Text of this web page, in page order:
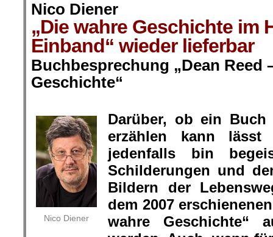
Nico Diener
„Die wahre Geschichte im
Einband“ wieder lieferbar
Buchbesprechung „Dean Reed
Geschichte“
Nico Diener
Darüber, ob ein Buch
erzählen kann
jedenfalls bin
Schilderungen und
Bildern der
dem 2007
wahre Geschichte“